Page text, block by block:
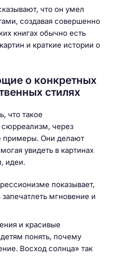
что он умел
создавая совершенно
книгах обычно есть
и краткие истории о
о конкретных
стилях
что такое
через
примеры. Они делают
увидеть в картинах
идеи.
показывает,
мгновение и
и красивые
понять, почему
Восход солнца» так